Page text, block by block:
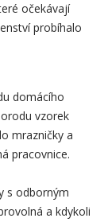
očekávají
probíhalo
domácího
vzorek
mrazničky a
pracovnice.
s odborným
a kdykoli